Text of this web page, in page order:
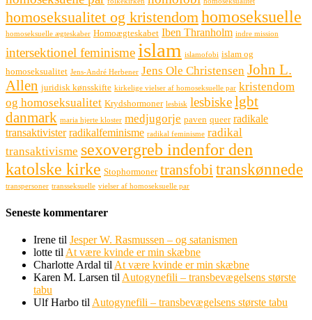
homoseksualitet og kristendomhomoseksuelle
homoseksuelle ægteskaber Homoægteskabet Iben Thranholm indre mission
intersektionel feminisme islam islamofobi islam og
homoseksualitet Jens-André Herbener Jens Ole Christensen John L.
Allen juridisk kønsskifte kirkelige vielser af homoseksuelle par kristendom
og homoseksualitet Krydshormoner lesbisk lesbiskelgbt
danmark maria hjerte kloster medjugorje paven queer radikale
transaktivister radikalfeminisme radikal feminisme radikal
transaktivisme sexovergreb indenfor den
katolske kirke Stophormoner transfobi transkønnede
transpersoner transseksuelle vielser af homoseksuelle par
Seneste kommentarer
Irene til Jesper W. Rasmussen – og satanismen
lotte til At være kvinde er min skæbne
Charlotte Ardal til At være kvinde er min skæbne
Karen M. Larsen til Autogynefili – transbevægelsens største
tabu
Ulf Harbo til Autogynefili – transbevægelsens største tabu